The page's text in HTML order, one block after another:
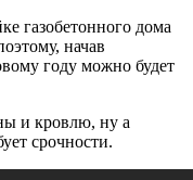
газобетонного дома
начав
году можно будет
и кровлю, ну а
срочности.